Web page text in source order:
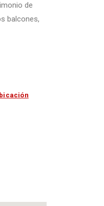
de
balcones,